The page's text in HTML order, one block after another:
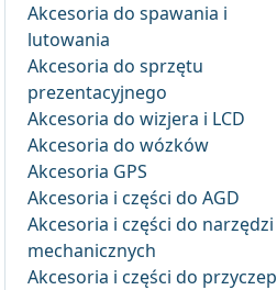
Akcesoria do spawania i
lutowania
Akcesoria do sprzętu
prezentacyjnego
Akcesoria do wizjera i LCD
Akcesoria do wózków
Akcesoria GPS
Akcesoria i części do AGD
Akcesoria i części do narzędzi
mechanicznych
Akcesoria i części do przyczep